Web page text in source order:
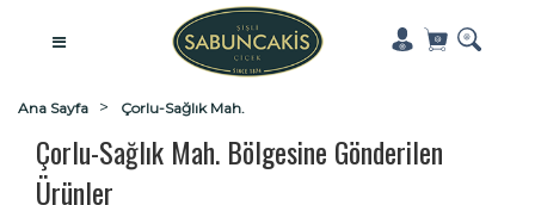
Ana Sayfa Çorlu-Sağlık Mah.
Çorlu-Sağlık Mah. Bölgesine Gönderilen
Ürünler